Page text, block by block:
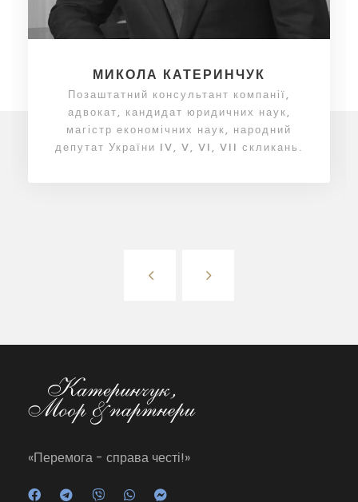
МИКОЛА КАТЕРИНЧУК
Позаштатний консультант компанії,
адвокат, кандидат юридичних наук,
магістр економічних наук, народний
депутат України IV, V, VI, VII скликань.
«Перемога - справа честі!»